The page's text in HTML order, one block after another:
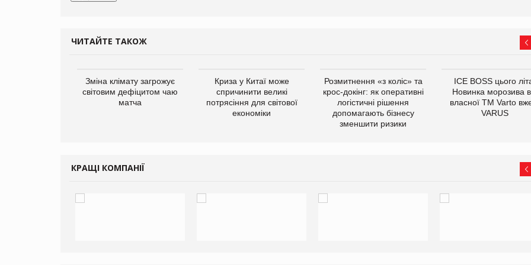
ЧИТАЙТЕ ТАКОЖ
Зміна клімату загрожує
світовим дефіцитом чаю
матча
Криза у Китаї може
спричинити великі
потрясіння для світової
економіки
Розмитнення «з коліс» та
крос-докінг: як оперативні
логістичні рішення
допомагають бізнесу
зменшити ризики
ICE BOSS цього
Новинка морозива
власної ТМ Varto
VARUS
КРАЩІ КОМПАНІЇ